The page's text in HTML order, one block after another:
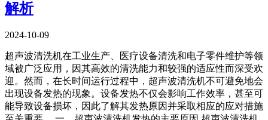
解析
2024-10-09
超声波清洗机在工业生产、医疗设备清洗和电子零件维护等领
域被广泛应用，因其高效的清洗能力和较强的适应性而深受欢
迎。然而，在长时间运行过程中，超声波清洗机不可避免地会
出现设备发热的现象。设备发热不仅会影响工作效率，甚至可
能导致设备损坏，因此了解其发热原因并采取相应的应对措施